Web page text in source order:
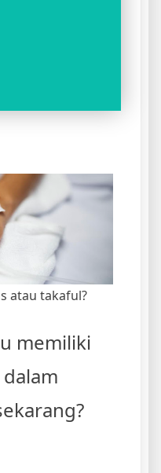
atau takaful?
memiliki